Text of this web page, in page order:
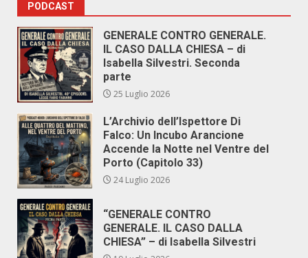
PODCAST
GENERALE CONTRO GENERALE.
IL CASO DALLA CHIESA – di
Isabella Silvestri. Seconda
parte
25 Luglio 2026
L’Archivio dell’Ispettore Di
Falco: Un Incubo Arancione
Accende la Notte nel Ventre del
Porto (Capitolo 33)
24 Luglio 2026
“GENERALE CONTRO
GENERALE. IL CASO DALLA
CHIESA” – di Isabella Silvestri